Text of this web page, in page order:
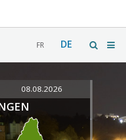
FR DE
08.08.2026